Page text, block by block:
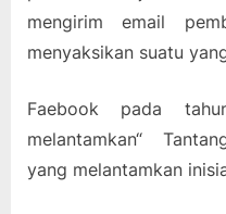
mengirim email
menyaksikan suatu
Faebook pada
melantamkan“
yang melantamkan